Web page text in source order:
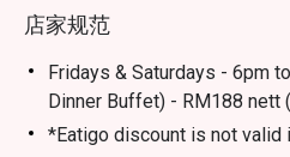
糕点、冰淇淋及巧克力喷泉，
🥤 招牌饮品
・鲜榨果汁 | 精选多款色彩鲜
增添清新风味。
店家规范
Fridays & Saturdays - 6pm
Dinner Buffet) - RM188 nett
*Eatigo discount is not valid